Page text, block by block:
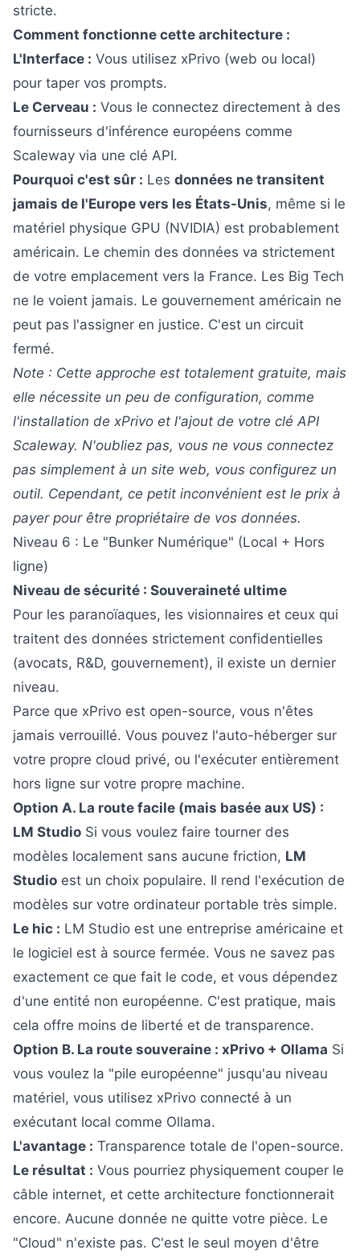
stricte.
Comment fonctionne cette architecture :
L'Interface : Vous utilisez xPrivo (web ou local)
pour taper vos prompts.
Le Cerveau : Vous le connectez directement à des
fournisseurs d'inférence européens comme
Scaleway via une clé API.
Pourquoi c'est sûr : Les données ne transitent
jamais de l'Europe vers les États-Unis, même si le
matériel physique GPU (NVIDIA) est probablement
américain. Le chemin des données va strictement
de votre emplacement vers la France. Les Big Tech
ne le voient jamais. Le gouvernement américain ne
peut pas l'assigner en justice. C'est un circuit
fermé.
Note : Cette approche est totalement gratuite, mais
elle nécessite un peu de configuration, comme
l'installation de xPrivo et l'ajout de votre clé API
Scaleway. N'oubliez pas, vous ne vous connectez
pas simplement à un site web, vous configurez un
outil. Cependant, ce petit inconvénient est le prix à
payer pour être propriétaire de vos données.
Niveau 6 : Le "Bunker Numérique" (Local + Hors
ligne)
Niveau de sécurité : Souveraineté ultime
Pour les paranoïaques, les visionnaires et ceux qui
traitent des données strictement confidentielles
(avocats, R&D, gouvernement), il existe un dernier
niveau.
Parce que xPrivo est open-source, vous n'êtes
jamais verrouillé. Vous pouvez l'auto-héberger sur
votre propre cloud privé, ou l'exécuter entièrement
hors ligne sur votre propre machine.
Option A. La route facile (mais basée aux US) :
LM Studio Si vous voulez faire tourner des
modèles localement sans aucune friction, LM
Studio est un choix populaire. Il rend l'exécution de
modèles sur votre ordinateur portable très simple.
Le hic : LM Studio est une entreprise américaine et
le logiciel est à source fermée. Vous ne savez pas
exactement ce que fait le code, et vous dépendez
d'une entité non européenne. C'est pratique, mais
cela offre moins de liberté et de transparence.
Option B. La route souveraine : xPrivo + Ollama Si
vous voulez la "pile européenne" jusqu'au niveau
matériel, vous utilisez xPrivo connecté à un
exécutant local comme Ollama.
L'avantage : Transparence totale de l'open-source.
Le résultat : Vous pourriez physiquement couper le
câble internet, et cette architecture fonctionnerait
encore. Aucune donnée ne quitte votre pièce. Le
"Cloud" n'existe pas. C'est le seul moyen d'être